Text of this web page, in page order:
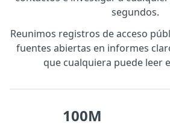
segundos.
Reunimos registros de acceso
fuentes abiertas en informes
que cualquiera puede leer
100M